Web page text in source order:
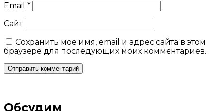
Email *
Сайт
Сохранить моё имя, email и адрес сайта в этом
браузере для последующих моих комментариев.
Обсудим